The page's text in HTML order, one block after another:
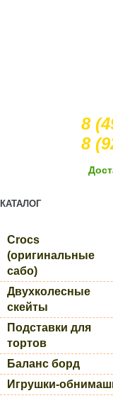
8
8
КАТАЛОГ
Crocs
(оригинальные
сабо)
Двухколесные
скейты
Подставки для
тортов
Баланс борд
Игрушки-